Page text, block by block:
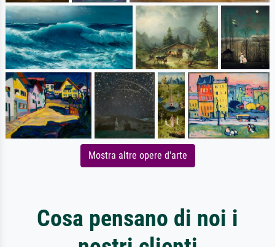
Mostra altre opere d'arte
Cosa pensano di noi i